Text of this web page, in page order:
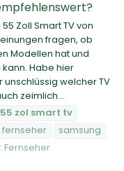
Zoll Smart TV von
fragen, ob
Modellen hat und
Habe hier
welcher TV
zeimlich...
55 zol smart tv
fernseher
samsung
Fernseher